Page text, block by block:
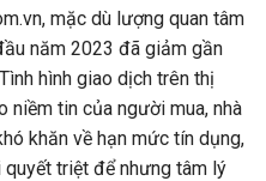
mặc dù lượng quan tâm
năm 2023 đã giảm gần
hình giao dịch trên thị
tin của người mua, nhà
khăn về hạn mức tín dụng,
triệt để nhưng tâm lý